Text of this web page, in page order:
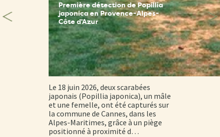
Première détection de Popillia
japonica en Provence-Alpes-
Côte d'Azur
Le 18 juin 2026, deux scarabées
japonais (Popillia japonica), un mâle
et une femelle, ont été capturés sur
la commune de Cannes, dans les
Alpes-Maritimes, grâce à un piège
positionné à proximité d…